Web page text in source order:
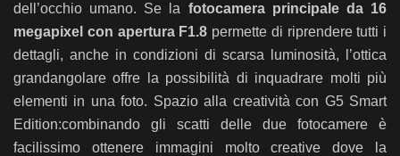
dell’occhio umano. Se la fotocamera principale da 16
megapixel con apertura F1.8 permette di riprendere tutti i
dettagli, anche in condizioni di scarsa luminosità, l’ottica
grandangolare offre la possibilità di inquadrare molti più
elementi in una foto. Spazio alla creatività con G5 Smart
Edition:combinando gli scatti delle due fotocamere è
facilissimo ottenere immagini molto creative dove la